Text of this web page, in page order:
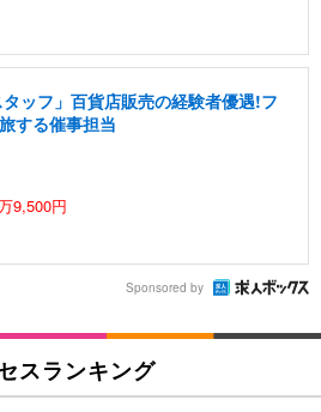
タッフ」百貨店販売の経験者優遇!フ
する催事担当
9,500円
Sponsored by
スランキング